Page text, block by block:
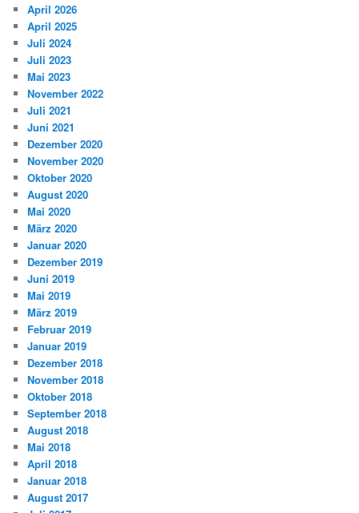
April 2026
April 2025
Juli 2024
Juli 2023
Mai 2023
November 2022
Juli 2021
Juni 2021
Dezember 2020
November 2020
Oktober 2020
August 2020
Mai 2020
März 2020
Januar 2020
Dezember 2019
Juni 2019
Mai 2019
März 2019
Februar 2019
Januar 2019
Dezember 2018
November 2018
Oktober 2018
September 2018
August 2018
Mai 2018
April 2018
Januar 2018
August 2017